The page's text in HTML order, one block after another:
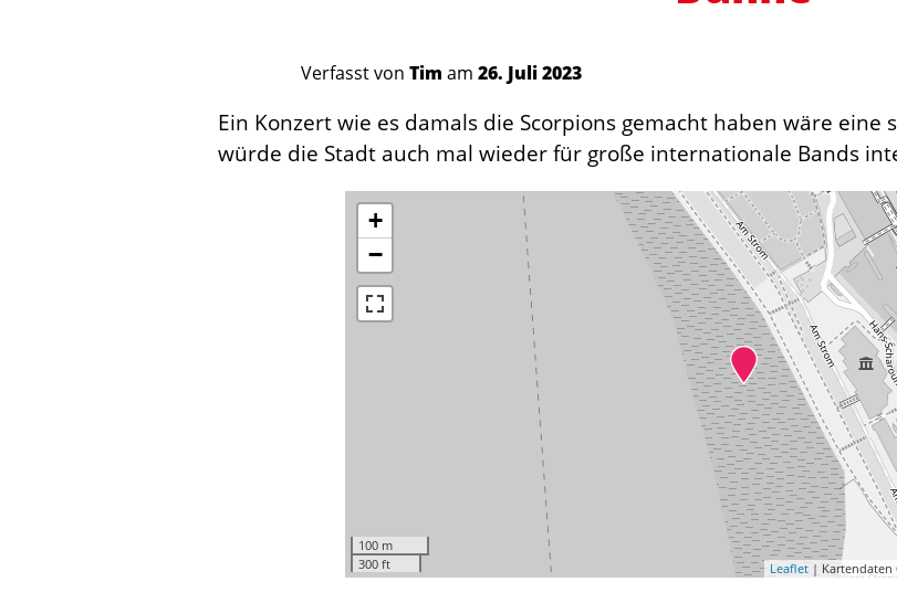
Verfasst von Tim am 26. Juli 2023
Ein Konzert wie es damals die Scorpions gemacht haben wäre
würde die Stadt auch mal wieder für große internationale Bands
+
−
100 m
300 ft
Leaflet |